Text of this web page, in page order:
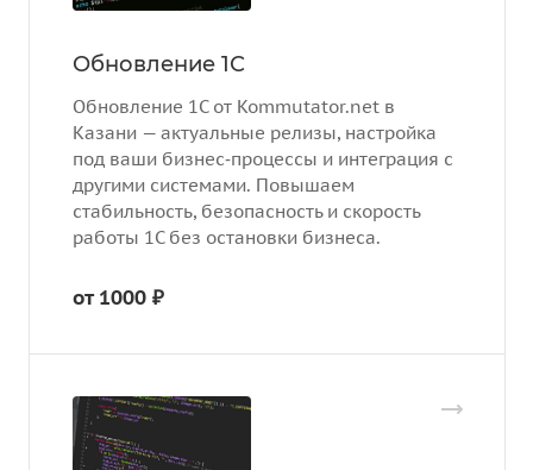
Обновление 1С
Обновление 1С от Kommutator.net в
Казани — актуальные релизы, настройка
под ваши бизнес‑процессы и интеграция с
другими системами. Повышаем
стабильность, безопасность и скорость
работы 1С без остановки бизнеса.
от 1000 ₽